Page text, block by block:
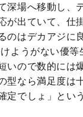
深場へ移動し、
が出ていて、仕
のはデカアジに
ようがない優
いので数的には
型なら満足度は
定でしょ」とい